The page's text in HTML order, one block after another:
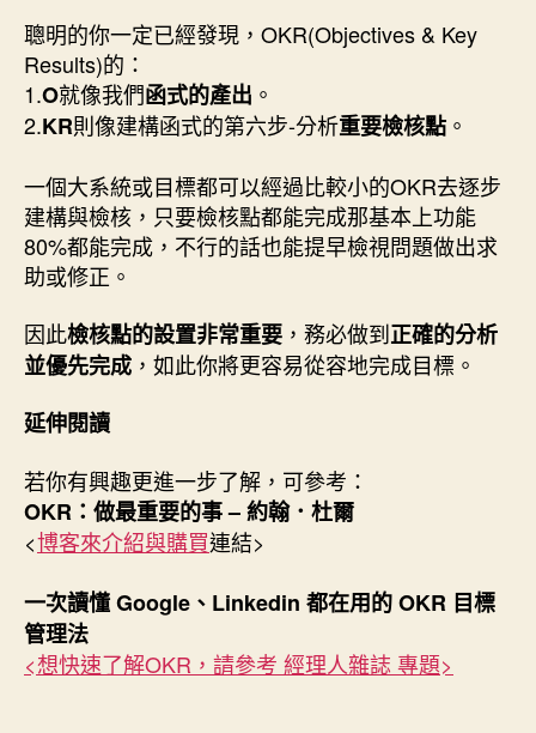
聰明的你一定已經發現，OKR(Objectives & Key
Results)的：
1.O就像我們函式的產出 。
2.KR則像建構函式的第六步-分析重要檢核點 。
一個大系統或目標都可以經過比較小的OKR去逐步
建構與檢核，只要檢核點都能完成那基本上功能
80%都能完成，不行的話也能提早檢視問題做出求
助或修正。
因此檢核點的設置非常重要 ，務必做到正確的分析
並優先完成 ，如此你將更容易從容地完成目標。
延伸閱讀
若你有興趣更進一步了解，可參考：
OKR：做最重要的事 – 約翰．杜爾
<博客來介紹與購買連結>
一次讀懂 Google、Linkedin 都在用的 OKR 目標
管理法
<想快速了解OKR，請參考 經理人雜誌 專題>